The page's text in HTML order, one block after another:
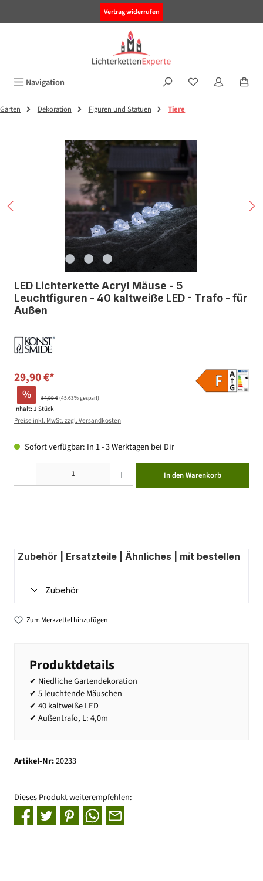
Vertrag widerrufen
Navigation
Garten Dekoration Figuren und Statuen Tiere
Bildergalerie überspringen
LED Lichterkette Acryl Mäuse - 5
Leuchtfiguren - 40 kaltweiße LED - Trafo - für
Außen
29,90 €*
% 54,99 €(45.63% gespart)
Inhalt: 1 Stück
Preise inkl. MwSt. zzgl. Versandkosten
Sofort verfügbar: In 1 - 3 Werktagen bei Dir
In den Warenkorb
Zubehör | Ersatzteile | Ähnliches | mit bestellen
Zubehör
Zum Merkzettel hinzufügen
Produktdetails
✔ Niedliche Gartendekoration
✔ 5 leuchtende Mäuschen
✔ 40 kaltweiße LED
✔ Außentrafo, L: 4,0m
Artikel-Nr:20233
Dieses Produkt weiterempfehlen: